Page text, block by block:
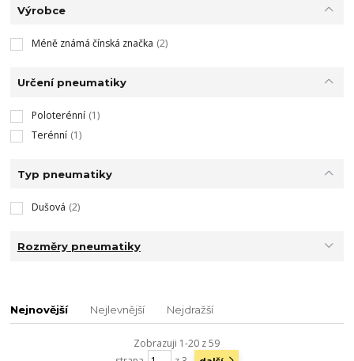
Výrobce
Méně známá čínská značka (2)
Určení pneumatiky
Poloterénní (1)
Terénní (1)
Typ pneumatiky
Dušová (2)
Rozměry pneumatiky
Nejnovější Nejlevnější Nejdražší
Zobrazuji 1-20 z 59